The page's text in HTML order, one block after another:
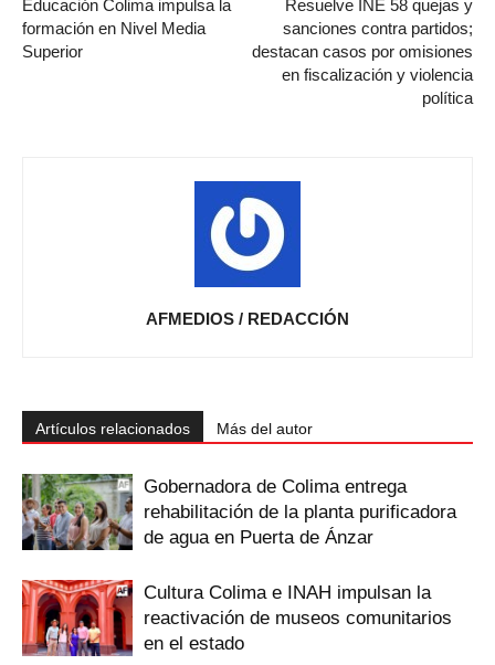
Educación Colima impulsa la
formación en Nivel Media
Superior
Resuelve INE 58 quejas y
sanciones contra partidos;
destacan casos por omisiones
en fiscalización y violencia
política
AFMEDIOS / REDACCIÓN
Artículos relacionados Más del autor
Gobernadora de Colima entrega
rehabilitación de la planta purificadora
de agua en Puerta de Ánzar
Cultura Colima e INAH impulsan la
reactivación de museos comunitarios
en el estado